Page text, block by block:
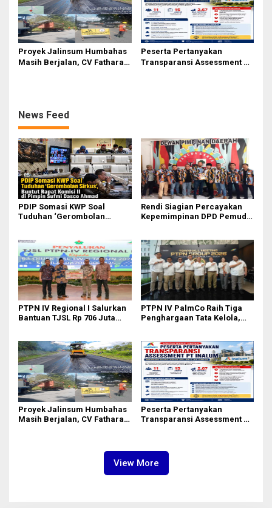
Proyek Jalinsum Humbahas
Masih Berjalan, CV Fathara
Peserta Pertanyakan
Transparansi Assessment PT
News Feed
PDIP Somasi KWP Soal
Tuduhan ‘Gerombolan
Ahmad
Rendi Siagian Percayakan
Kepemimpinan DPD Pemuda
PTPN IV Regional I Salurkan
Bantuan TJSL Rp 706 Juta
PTPN IV PalmCo Raih Tiga
Penghargaan Tata Kelola,
Proyek Jalinsum Humbahas
Masih Berjalan, CV Fathara
Peserta Pertanyakan
Transparansi Assessment PT
View More